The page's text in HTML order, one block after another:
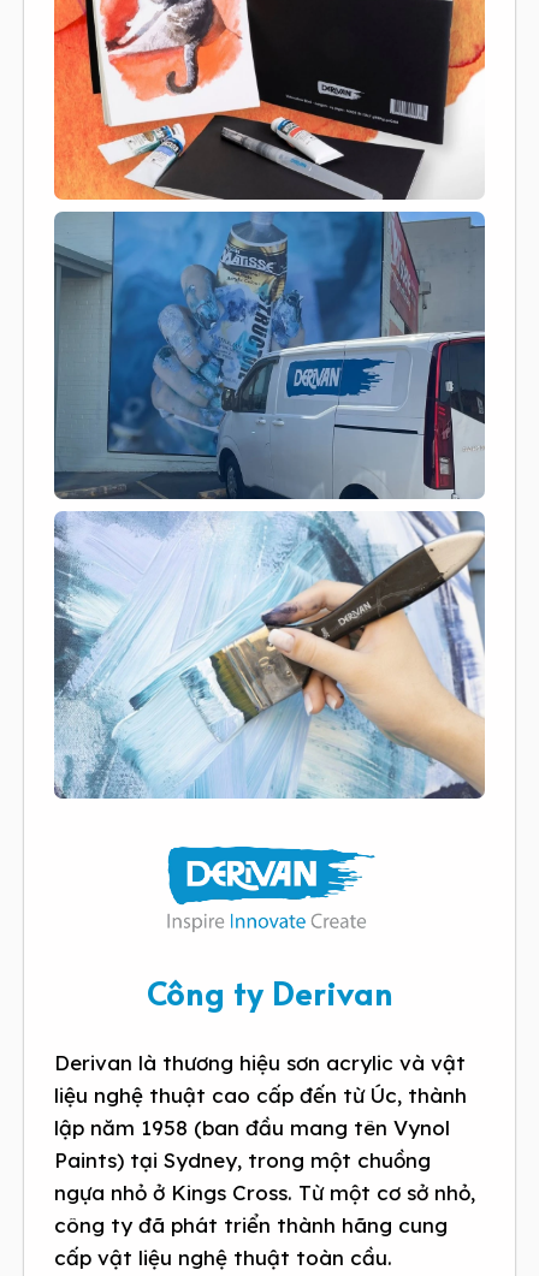
Công ty Derivan
Derivan là thương hiệu sơn acrylic và vật
liệu nghệ thuật cao cấp đến từ Úc, thành
lập năm 1958 (ban đầu mang tên Vynol
Paints) tại Sydney, trong một chuồng
ngựa nhỏ ở Kings Cross. Từ một cơ sở nhỏ,
công ty đã phát triển thành hãng cung
cấp vật liệu nghệ thuật toàn cầu.